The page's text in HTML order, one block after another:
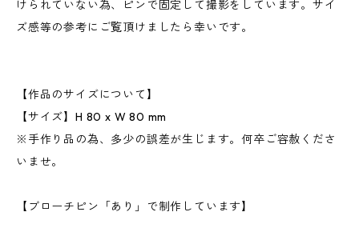
けられていない為、ピンで固定して撮影をしています。サイ
ズ感等の参考にご覧頂けましたら幸いです。
【作品のサイズについて】
【サイズ】H 80 x W 80 mm
※手作り品の為、多少の誤差が生じます。何卒ご容赦くださ
いませ。
【ブローチピン「あり」で制作しています】